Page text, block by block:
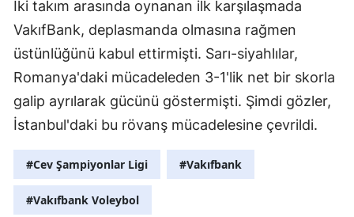
İki takım arasında oynanan ilk karşılaşmada
VakıfBank, deplasmanda olmasına rağmen
üstünlüğünü kabul ettirmişti. Sarı-siyahlılar,
Romanya'daki mücadeleden 3-1'lik net bir skorla
galip ayrılarak gücünü göstermişti. Şimdi gözler,
İstanbul'daki bu rövanş mücadelesine çevrildi.
#Cev Şampiyonlar Ligi #Vakıfbank
#Vakıfbank Voleybol